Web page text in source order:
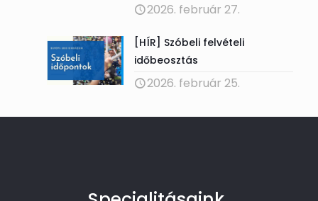
2026. február 27.
[HÍR] Szóbeli felvételi
időbeosztás
2026. február 25.